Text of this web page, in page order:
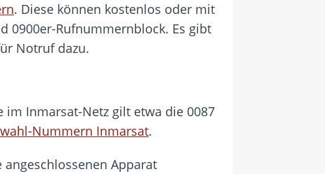
. Diese können kostenlos oder mit
0900er-Rufnummernblock. Es gibt
Notruf dazu.
im Inmarsat-Netz gilt etwa die 0087
Nummern Inmarsat.
Apparat